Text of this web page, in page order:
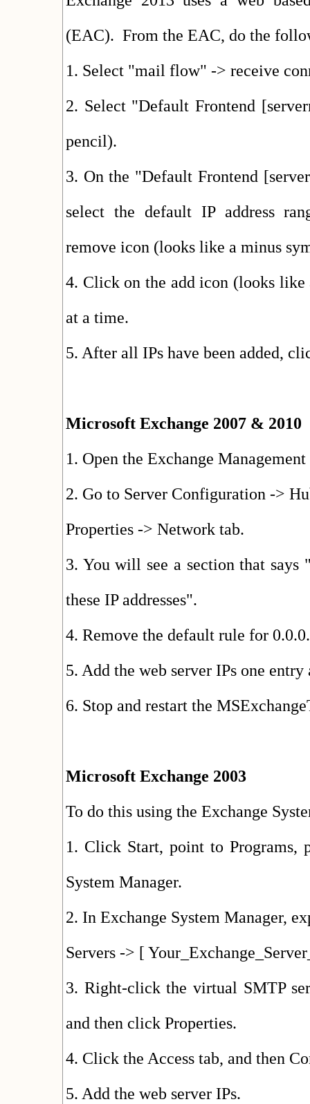
(EAC). From the EAC, do the
1. Select "mail flow" -> receive
2. Select "Default Frontend
pencil).
3. On the "Default Frontend
select the default IP address
remove icon (looks like a minus
4. Click on the add icon (looks like
at a time.
5. After all IPs have been added,
Microsoft Exchange 2007 & 2010
1. Open the Exchange
2. Go to Server Configuration ->
Properties -> Network tab.
3. You will see a section that says
these IP addresses".
4. Remove the default rule for
5. Add the web server IPs one entry
6. Stop and restart the
Microsoft Exchange 2003
To do this using the Exchange
1. Click Start, point to Programs,
System Manager.
2. In Exchange System Manager,
Servers -> [
3. Right-click the virtual SMTP
and then click Properties.
4. Click the Access tab, and then
5. Add the web server IPs.